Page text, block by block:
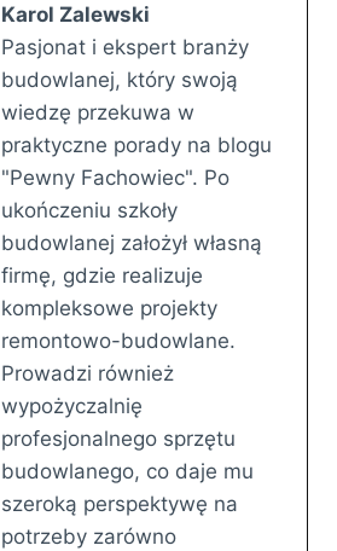
Karol Zalewski
Pasjonat i ekspert branży
budowlanej, który swoją
wiedzę przekuwa w
praktyczne porady na blogu
"Pewny Fachowiec". Po
ukończeniu szkoły
budowlanej założył własną
firmę, gdzie realizuje
kompleksowe projekty
remontowo-budowlane.
Prowadzi również
wypożyczalnię
profesjonalnego sprzętu
budowlanego, co daje mu
szeroką perspektywę na
potrzeby zarówno